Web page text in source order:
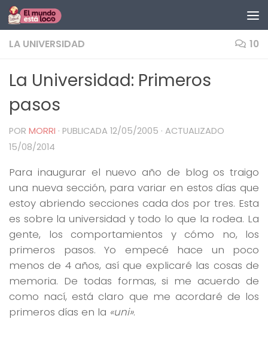
Saltar al contenido
LA UNIVERSIDAD 10
La Universidad: Primeros
pasos
POR MORRI · PUBLICADA 12/05/2005 · ACTUALIZADO
15/08/2014
Para inaugurar el nuevo año de blog os traigo
una nueva sección, para variar en estos días que
estoy abriendo secciones cada dos por tres. Esta
es sobre la universidad y todo lo que la rodea. La
gente, los comportamientos y cómo no, los
primeros pasos. Yo empecé hace un poco
menos de 4 años, así que explicaré las cosas de
memoria. De todas formas, si me acuerdo de
como nací, está claro que me acordaré de los
primeros días en la «uni».